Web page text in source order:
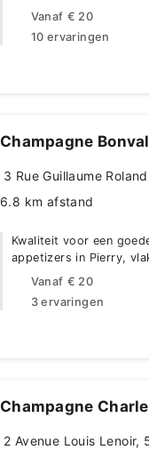
Vanaf € 20
10 ervaringen
Champagne
3 Rue Guillaume
6.8 km afstand
Kwaliteit voor een
appetizers in Pierry,
Vanaf € 20
3 ervaringen
Champagne
2 Avenue Louis Lenoir,